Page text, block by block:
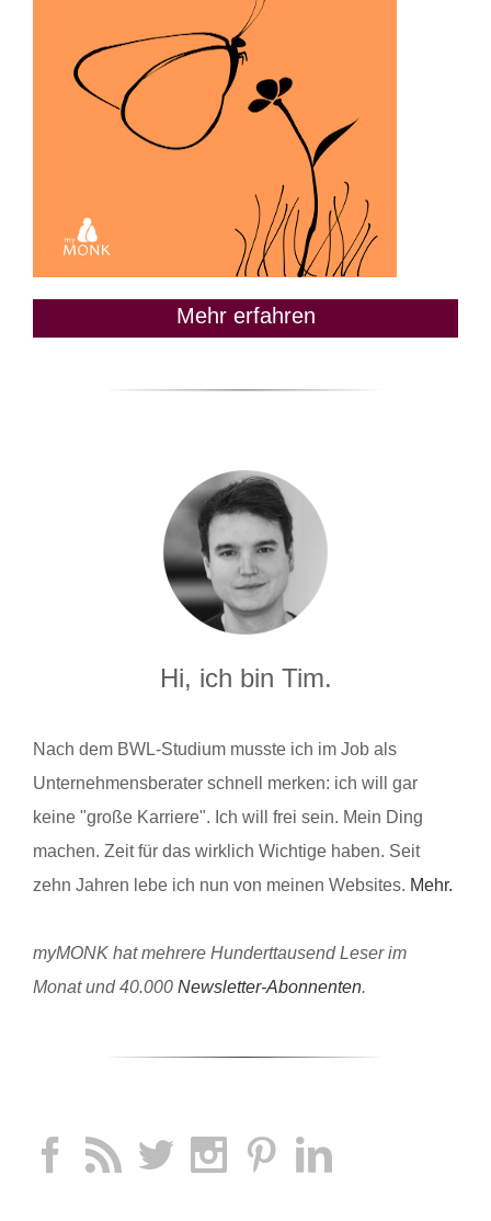
Mehr erfahren
Hi, ich bin Tim.
Nach dem BWL-Studium musste ich im Job als
Unternehmensberater schnell merken: ich will gar
keine "große Karriere". Ich will frei sein. Mein Ding
machen. Zeit für das wirklich Wichtige haben. Seit
zehn Jahren lebe ich nun von meinen Websites. Mehr.
myMONK hat mehrere Hunderttausend Leser im
Monat und 40.000 Newsletter-Abonnenten.